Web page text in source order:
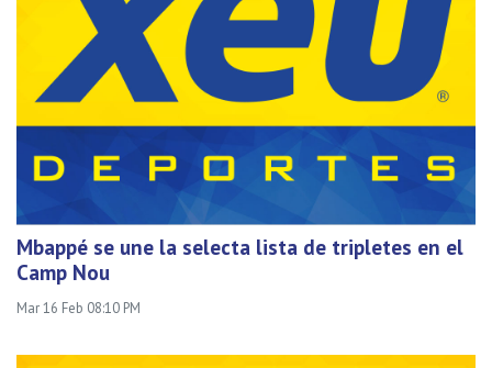
Mbappé se une la selecta lista de tripletes en el
Camp Nou
Mar 16 Feb 08:10 PM